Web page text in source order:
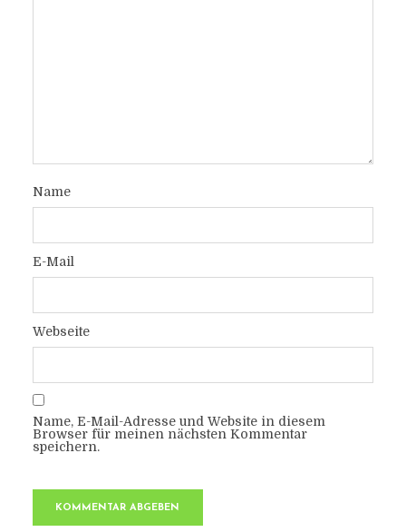
Name
E-Mail
Webseite
Name, E-Mail-Adresse und Website in diesem
Browser für meinen nächsten Kommentar
speichern.